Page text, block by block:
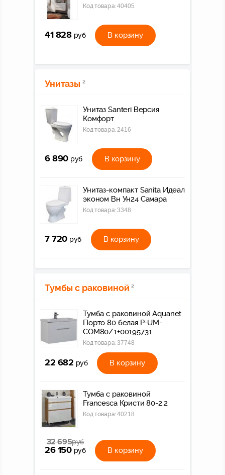
Код товара:40405
41 828 руб В корзину
Унитазы 2
Унитаз Santeri Версия
Комфорт
Код товара: 2416
6 890 руб В корзину
Унитаз-компакт Sanita Идеал
эконом Вн Ун24 Самара
Код товара:3348
7 720 руб В корзину
Тумбы с раковиной 2
Тумба с раковиной Aquanet
Порто 80 белая P-UM-
COM80/1+00195731
Код товара:37748
22 682 руб В корзину
Тумба с раковиной
Francesca Кристи 80-2.2
Код товара:40218
32 695руб
26 150 руб В корзину